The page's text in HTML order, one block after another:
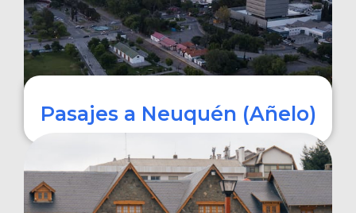
Pasajes a Neuquén (Añelo)
COMPRAR